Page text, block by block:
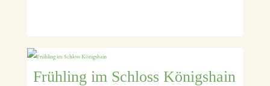
Frühling im Schloss Königshain